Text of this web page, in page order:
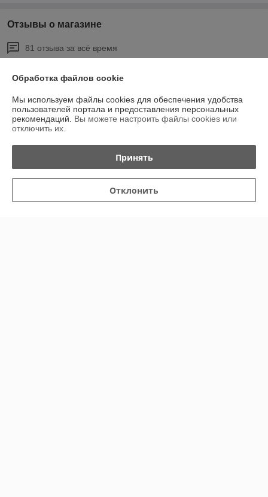
Отзывы о магазине
81 отзыва за всё время
Сделка подтверждена через корзину
Отлично
Быстро связались, цена актуальная, соответствует описанию.
Обработка файлов cookie
Мы используем файлы cookies для обеспечения удобства
пользователей портала и предоставления персональных
рекомендаций. Вы можете настроить файлы cookies или
отключить их.
Принять
Отклонить